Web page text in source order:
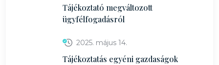
Tájékoztató megváltozott
ügyfélfogadásról
2025. május 14.
Tájékoztatás egyéni gazdaságok